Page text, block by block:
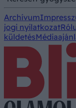
Archívum
jogi nyilatkozat
küldetés